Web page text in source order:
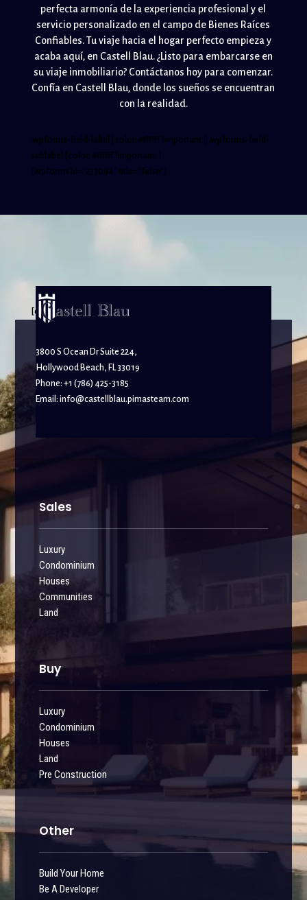
perfecta armonía de la experiencia profesional y el
servicio personalizado en el campo de Bienes Raíces
Confiables. Tu viaje hacia el hogar perfecto empieza y
acaba aquí, en Castell Blau. ¿Listo para embarcarse en
su viaje inmobiliario? Contáctanos hoy para comenzar.
Confía en Castell Blau, donde los sueños se encuentran
con la realidad.
.wpforms-field-label { color: #ffffff !important; } .wpforms-field-
sublabel { color: #ffffff !important; }
[wpforms id="233094" title="false"]
[elfsight_whatsapp_chat id="1"]
3800 S Ocean Dr Suite 224,
Hollywood Beach, FL 33019
Phone: +1 (786) 425-3185
Email:info@castellblau.pimasteam.com
Sales
Luxury
Condominium
Houses
Communities
Land
Buy
Luxury
Condominium
Houses
Land
Pre Construction
Other
Build Your Home
Be A Developer